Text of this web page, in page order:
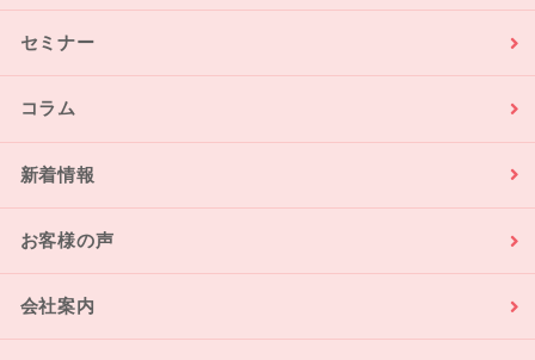
セミナー
コラム
新着情報
お客様の声
会社案内